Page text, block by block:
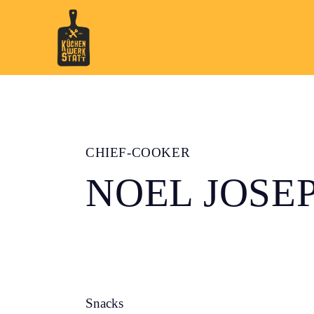
CHIEF-COOKER
NOEL
Snacks